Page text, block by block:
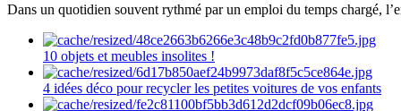
Dans un quotidien souvent rythmé par un emploi du temps chargé,
10 objets et meubles insolites !
4 idées déco pour recycler les petites voitures de vos enfants